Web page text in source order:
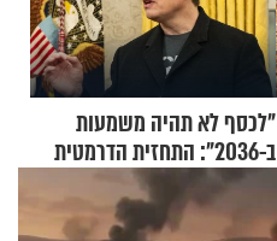
"לכסף לא תהיה משמעות
ב-2036": התחזית הדרמטית
של אילון מאסק על עתיד
הכלכלה